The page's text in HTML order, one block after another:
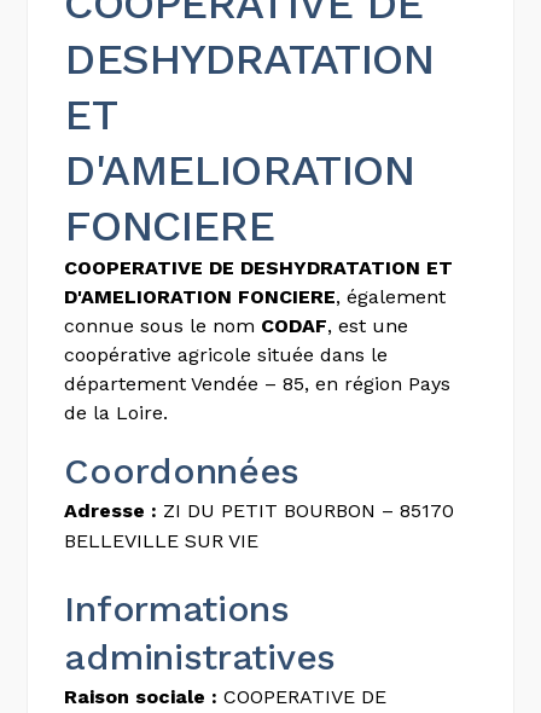
DESHYDRATATION
ET
D'AMELIORATION
FONCIERE
COOPERATIVE DE DESHYDRATATION ET
D'AMELIORATION FONCIERE, également
connue sous le nom CODAF, est une
coopérative agricole située dans le
département Vendée – 85, en région Pays
de la Loire.
Coordonnées
Adresse : ZI DU PETIT BOURBON – 85170
BELLEVILLE SUR VIE
Informations
administratives
Raison sociale : COOPERATIVE DE